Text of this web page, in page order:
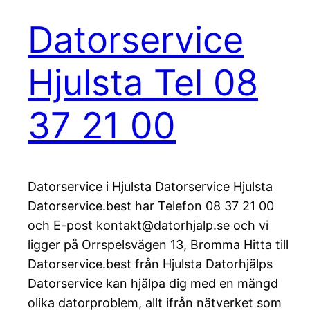
Datorservice
Hjulsta Tel 08
37 21 00
Datorservice i Hjulsta Datorservice Hjulsta
Datorservice.best har Telefon 08 37 21 00
och E-post kontakt@datorhjalp.se och vi
ligger på Orrspelsvägen 13, Bromma Hitta till
Datorservice.best från Hjulsta Datorhjälps
Datorservice kan hjälpa dig med en mängd
olika datorproblem, allt ifrån nätverket som